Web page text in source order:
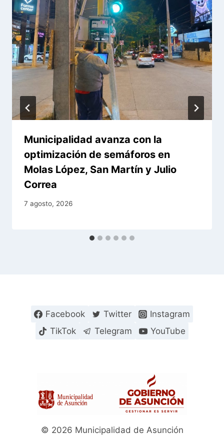
Municipalidad avanza con la
optimización de semáforos en
Molas López, San Martín y Julio
Correa
7 agosto, 2026
Facebook Twitter
Instagram
TikTok
Telegram YouTube
© 2026 Municipalidad de Asunción